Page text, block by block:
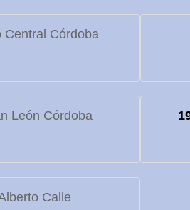
Córdoba
León Córdoba
Calle